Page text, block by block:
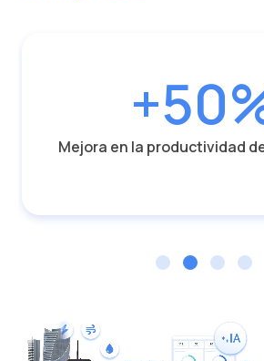
Mejora en la productividad